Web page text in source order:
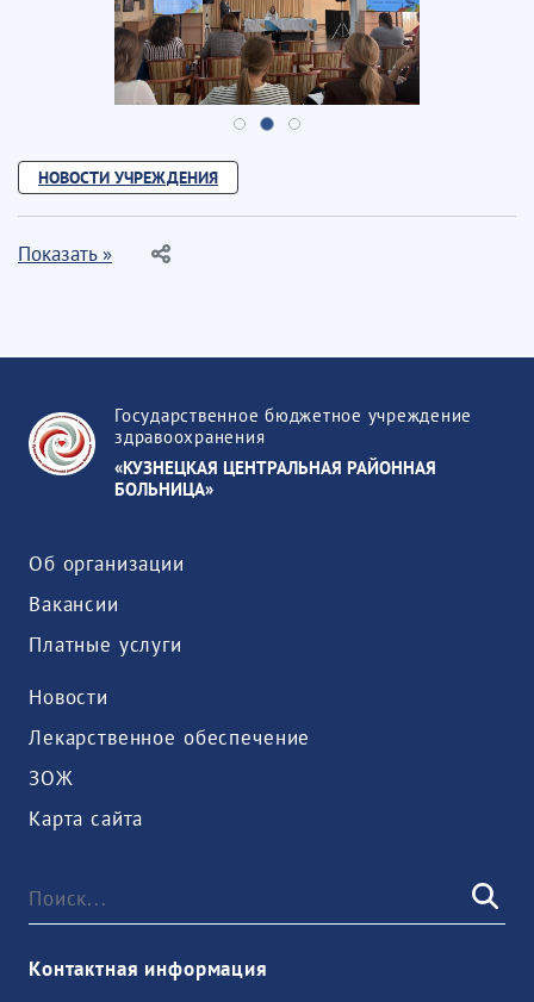
НОВОСТИ УЧРЕЖДЕНИЯ
Показать »
Государственное бюджетное учреждение
здравоохранения
«КУЗНЕЦКАЯ ЦЕНТРАЛЬНАЯ РАЙОННАЯ
БОЛЬНИЦА»
Об организации
Вакансии
Платные услуги
Новости
Лекарственное обеспечение
ЗОЖ
Карта сайта
Контактная информация